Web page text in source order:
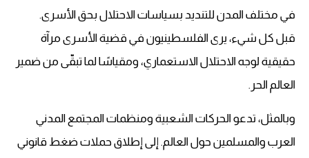
في مختلف المدن للتنديد بسياسات الاحتلال بحق الأسرى.
قبل كل شيء، يرى الفلسطينيون في قضية الأسرى مرآة
حقيقية لوجه الاحتلال الاستعماري، ومقياسًا لما تبقّى من ضمير
العالم الحر.
وبالمثل، تدعو الحركات الشعبية ومنظمات المجتمع المدني
العرب والمسلمين حول العالم. إلى إطلاق حملات ضغط قانوني